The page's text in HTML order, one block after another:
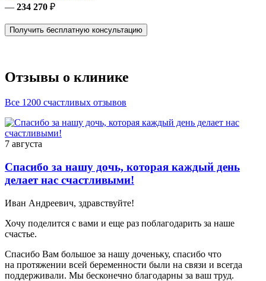
— 234 270 ₽
Получить бесплатную консультацию
Отзывы о клинике
Все 1200 счастливых отзывов
7 августа
Спасибо за нашу дочь, которая каждый день
делает нас счастливыми!
Иван Андреевич, здравствуйте!
Хочу поделится с вами и еще раз поблагодарить за наше
счастье.
Спасибо Вам большое за нашу доченьку, спасибо что
на протяжении всей беременности были на связи и всегда
поддерживали. Мы бесконечно благодарны за ваш труд.